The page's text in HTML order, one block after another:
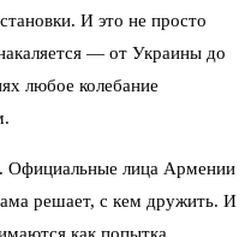
И это не просто
— от Украины до
любое колебание
Официальные лица Армении
решает, с кем дружить. И